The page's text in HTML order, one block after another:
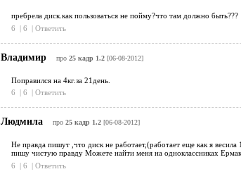
пребрела диск.как пользоваться не пойму?что там должно быть???
6
| 6 | Ответить
Владимир про 25 кадр 1.2[06-08-2012]
Поправился на 4кг.за 21день.
6
| 6 | Ответить
Людмила про 25 кадр 1.2[06-08-2012]
Не правда пишут ,что диск не работает,(работает еще как я
пишу чистую правду Можете найти меня на одноклассниках
6
| 6 | Ответить